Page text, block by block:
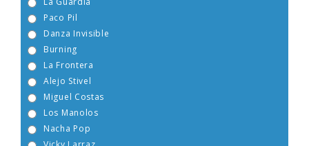
Burning
Alejo Stivel
Miguel Costas
Nacha Pop